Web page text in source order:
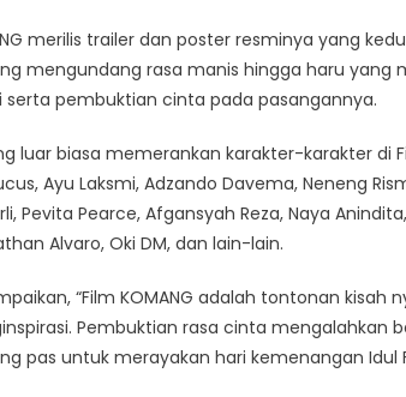
merilis trailer dan poster resminya yang
mengundang rasa manis hingga haru yang
pembuktian cinta pada pasangannya.
luar biasa memerankan karakter-karakter di
Ayu Laksmi, Adzando Davema, Neneng
Pevita Pearce, Afgansyah Reza, Naya
Alvaro, Oki DM, dan lain-lain.
“Film KOMANG adalah tontonan kisah
Pembuktian rasa cinta mengalahkan
pas untuk merayakan hari kemenangan Idul